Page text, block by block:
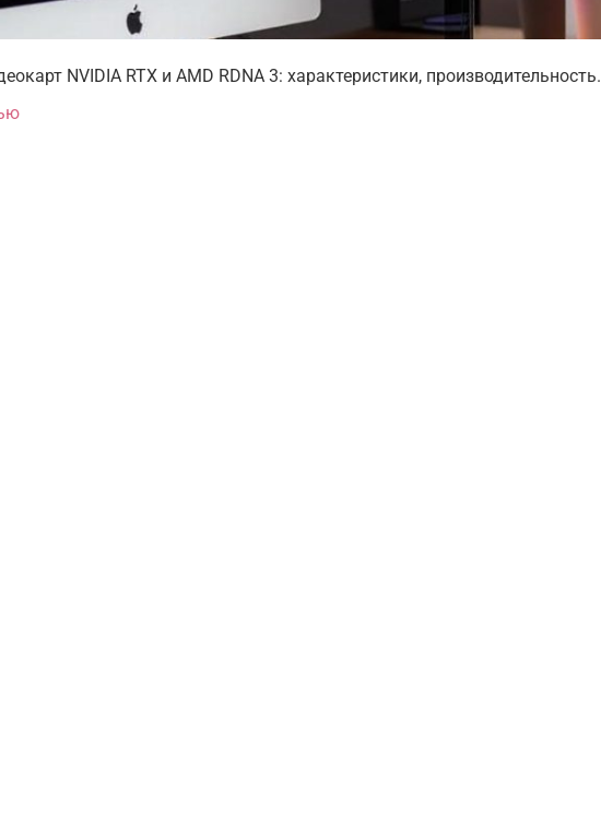
NVIDIA RTX и AMD RDNA 3: характеристики, производительность.